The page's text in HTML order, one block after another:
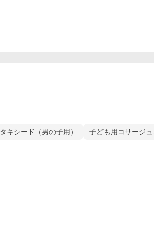
タキシード（男の子用） 子ども用コサージ